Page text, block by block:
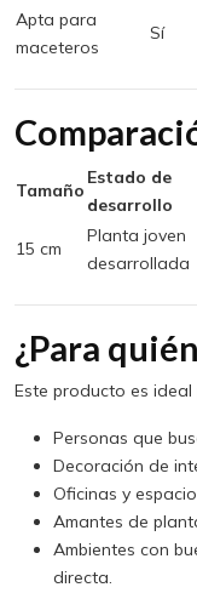
Apta para
maceteros
Sí
Tamaño
Estado de
desarrollo
15 cm
Planta joven
desarrollada
¿Para
Este producto es ideal
Personas que
Decoración de
Oficinas y
Amantes de
Ambientes con
directa.